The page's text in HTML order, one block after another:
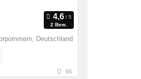
2 Bew.
Deutschland
65